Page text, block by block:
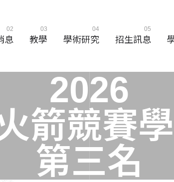
02
息
03
教學
04
學術研究
05
招生訊息
2026
箭競賽學
第三名